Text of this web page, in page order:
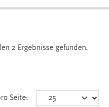
2 Ergebnisse gefunden.
Seite:
Funktion der